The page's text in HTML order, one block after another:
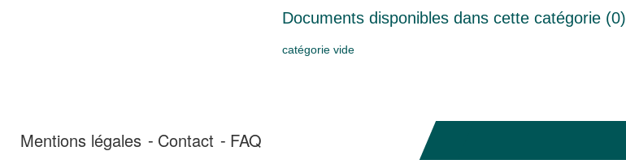
Documents disponibles dans cette catégorie (0)
catégorie vide
Mentions légales Contact FAQ